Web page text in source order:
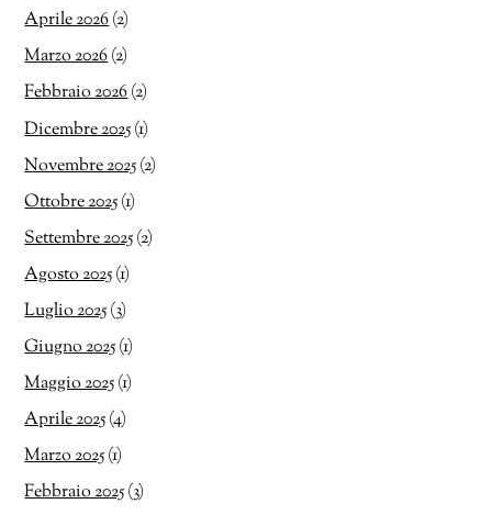
Aprile 2026(2)
Marzo 2026(2)
Febbraio 2026(2)
Dicembre 2025(1)
Novembre 2025(2)
Ottobre 2025(1)
Settembre 2025(2)
Agosto 2025(1)
Luglio 2025(3)
Giugno 2025(1)
Maggio 2025(1)
Aprile 2025(4)
Marzo 2025(1)
Febbraio 2025(3)